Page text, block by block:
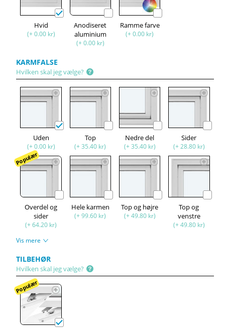
Hvid
(+ 0.00 kr)
Anodiseret
aluminium
(+ 0.00 kr)
Ramme farve
(+ 0.00 kr)
KARMFALSE
Hvilken skal jeg vælge?
Uden
(+ 0.00 kr)
Top
(+ 35.40 kr)
Nedre del
(+ 35.40 kr)
Sider
(+ 28.80 kr)
Populær
Overdel og
sider
(+ 64.20 kr)
Hele karmen
(+ 99.60 kr)
Top og højre
(+ 49.80 kr)
Top og
venstre
(+ 49.80 kr)
Vis mere
TILBEHØR
Hvilken skal jeg vælge?
Populær